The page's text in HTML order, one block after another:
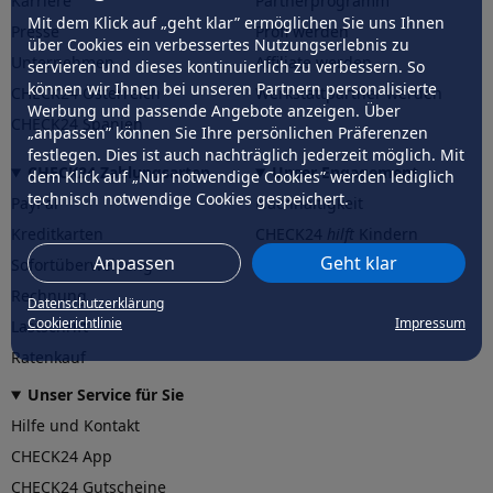
Mit dem Klick auf „geht klar” ermöglichen Sie uns Ihnen
über Cookies ein verbessertes Nutzungserlebnis zu
servieren und dieses kontinuierlich zu verbessern. So
können wir Ihnen bei unseren Partnern personalisierte
Werbung und passende Angebote anzeigen. Über
„anpassen” können Sie Ihre persönlichen Präferenzen
festlegen. Dies ist auch nachträglich jederzeit möglich. Mit
dem Klick auf „Nur notwendige Cookies” werden lediglich
technisch notwendige Cookies gespeichert.
Anpassen Geht klar
Datenschutzerklärung
Cookierichtlinie
Impressum
Presse
Unternehmen
CHECK24 Österreich
CHECK24 Spanien
Profi werden
Affiliate werden
Werkstattpartner werden
CHECK24 Zahlungsarten
PayPal
Sofortüberweisung
Rechnung
Lastschrift
Ratenkauf
Unser Engagement
Nachhaltigkeit
CHECK24hilftder Natur
Unser Service für Sie
Hilfe und Kontakt
CHECK24 App
CHECK24 Gutscheine